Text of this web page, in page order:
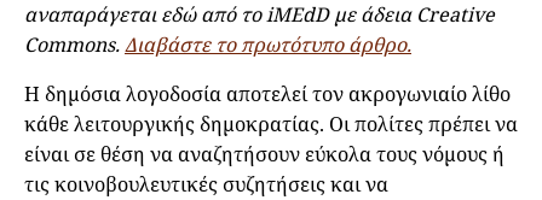
αναπαράγεται εδώ από το iMEdD με άδεια Creative
Commons.Διαβάστε το πρωτότυπο άρθρο.
Η δημόσια λογοδοσία αποτελεί τον ακρογωνιαίο λίθο
κάθε λειτουργικής δημοκρατίας. Οι πολίτες πρέπει να
είναι σε θέση να αναζητήσουν εύκολα τους νόμους ή
τις κοινοβουλευτικές συζητήσεις και να